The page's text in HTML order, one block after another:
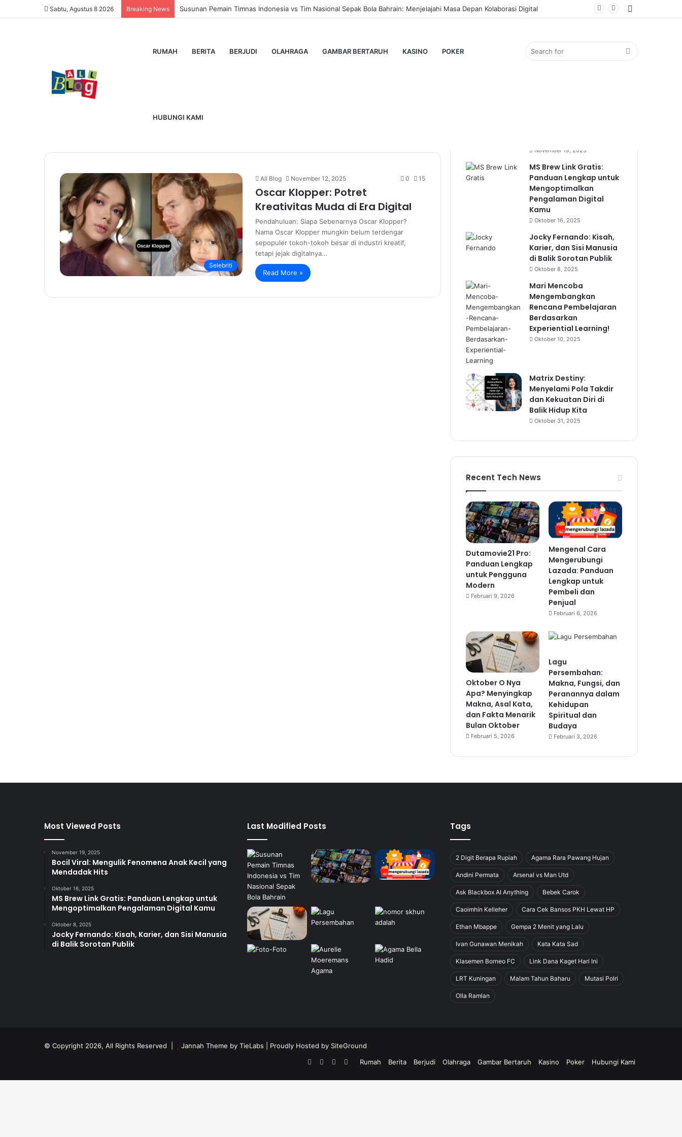
Sabtu, Agustus 8 2026 Breaking News Susunan Pemain Timnas Indonesia vs Tim Nasional Sepak Bola Bahrain: Menjelajahi Masa Depan Kolaborasi Digital
RUMAH BERITA BERJUDI OLAHRAGA GAMBAR BERTARUH KASINO POKER
HUBUNGI KAMI
Search
Home /Oscar Klopper
Oscar Klopper
Selebriti
All Blog November 12, 2025 0 15
Oscar Klopper: Potret
Kreativitas Muda di Era Digital
Pendahuluan: Siapa Sebenarnya Oscar Klopper?
Nama Oscar Klopper mungkin belum terdengar
sepopuler tokoh-tokoh besar di industri kreatif,
tetapi jejak digitalnya…
Read More »
November 19, 2025
MS Brew Link Gratis:
Panduan Lengkap untuk
Mengoptimalkan
Pengalaman Digital
Kamu
Oktober 16, 2025
Jocky Fernando: Kisah,
Karier, dan Sisi Manusia
di Balik Sorotan Publik
Oktober 8, 2025
Mari Mencoba
Mengembangkan
Rencana Pembelajaran
Berdasarkan
Experiential Learning!
Oktober 10, 2025
Matrix Destiny:
Menyelami Pola Takdir
dan Kekuatan Diri di
Balik Hidup Kita
Oktober 31, 2025
Recent Tech News
Dutamovie21 Pro:
Panduan Lengkap
untuk Pengguna
Modern
Februari 9, 2026
Mengenal Cara
Mengerubungi
Lazada: Panduan
Lengkap untuk
Pembeli dan
Penjual
Februari 6, 2026
Oktober O Nya
Apa? Menyingkap
Makna, Asal Kata,
dan Fakta Menarik
Bulan Oktober
Februari 5, 2026
Lagu
Persembahan:
Makna, Fungsi, dan
Peranannya dalam
Kehidupan
Spiritual dan
Budaya
Februari 3, 2026
Most Viewed Posts
November 19, 2025
Bocil Viral: Mengulik Fenomena Anak Kecil yang
Mendadak Hits
Oktober 16, 2025
MS Brew Link Gratis: Panduan Lengkap untuk
Mengoptimalkan Pengalaman Digital Kamu
Oktober 8, 2025
Jocky Fernando: Kisah, Karier, dan Sisi Manusia
di Balik Sorotan Publik
Last Modified Posts Tags
2 Digit Berapa Rupiah Agama Rara Pawang Hujan
Andini Permata Arsenal vs Man Utd
Ask Blackbox AI Anything Bebek Carok
Caoimhín Kelleher Cara Cek Bansos PKH Lewat HP
Ethan Mbappe Gempa 2 Menit yang Lalu
Ivan Gunawan Menikah Kata Kata Sad
Klasemen Borneo FC Link Dana Kaget Hari Ini
LRT Kuningan Malam Tahun Baharu Mutasi Polri
Olla Ramlan
© Copyright 2026, All Rights Reserved | Jannah Theme by TieLabs | Proudly Hosted by SiteGround
Rumah
Berita Berjudi Olahraga Gambar Bertaruh Kasino Poker Hubungi Kami
Facebook
TwitterYouTubeInstagram